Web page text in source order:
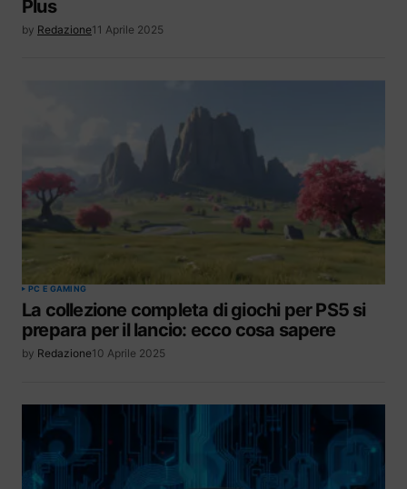
Plus
by Redazione11 Aprile 2025
PC E GAMING
La collezione completa di giochi per PS5 si
prepara per il lancio: ecco cosa sapere
by Redazione10 Aprile 2025